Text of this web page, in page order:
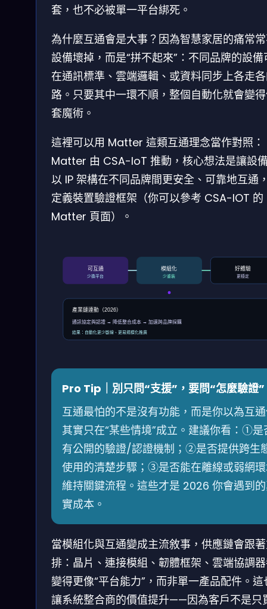
套，也不必被單一平台綁死。
為什麼互通會是大事？因為智慧家居的痛常
設備壞掉，而是“拼不起來”：不同品牌的設備
在通訊標準、雲端邏輯、或資料同步上各走
路。只要其中一環不順，整個自動化就會變
套魔術。
這裡可以用 Matter 這類互通理念當作對照：
Matter 由 CSA-IoT 推動，核心想法是讓設
以 IP 架構在不同品牌間更安全、可靠地互通
定義裝置驗證框架（你可以參考 CSA-IOT 的
Matter 頁面）。
可互通
少換平台
模組化
少重裝
好體驗
更穩定
產業鏈連動（2026）
通訊協定與認證 → 降低整合成本 → 加速跨品牌採購
結果：自動化更少斷線、更易規模化推廣
Pro Tip｜別只問“支援”，要問“怎麼驗證”
互通最怕的不是沒有功能，而是你以為互
其實只在“某些情境”成立。建議你看：①是
有公開的驗證/認證機制；②是否提供跨生
使用的清楚步驟；③是否能在離線或弱網
維持關鍵流程。這些才是 2026 你會遇到
實成本。
當模組化與互通變成主流敘事，供應鏈會跟
排：晶片、連接模組、韌體框架、雲端協調
變得更像“平台能力”，而非單一產品配件。這
讓系統整合商的價值提升——因為客戶不是只